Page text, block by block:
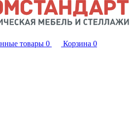
товары 0 Корзина 0